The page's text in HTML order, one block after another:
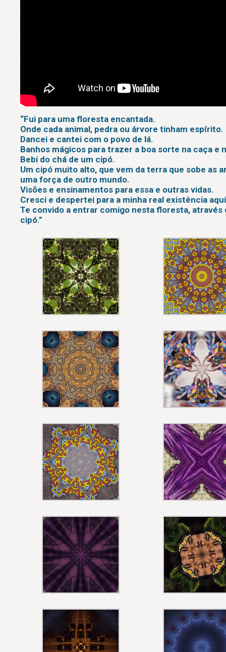
“Fui para uma floresta encantada.
Onde cada animal, pedra ou árvore tinham espírito.
Dancei e cantei com o povo de lá.
Banhos mágicos para trazer a boa sorte na caça e
Bebi do chá de um cipó.
Um cipó muito alto, que vem da terra que sobe as
uma força de outro mundo.
Visões e ensinamentos para essa e outras vidas.
Cresci e despertei para a minha real existência
Te convido a entrar comigo nesta floresta,
cipó.”